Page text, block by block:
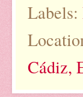
Labels:
Cádiz,